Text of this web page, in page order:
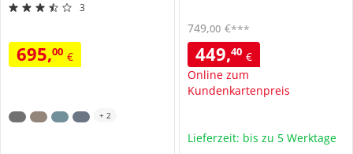
3
695,00 €
+ 2
449,40 €
Online zum
Kundenkartenpreis
749,00 €***
Lieferzeit: bis zu 5 Werktage